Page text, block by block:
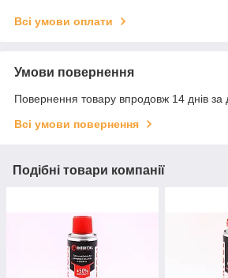
Всі умови оплати
Умови повернення
Повернення товару впродовж 14 днів за
Всі умови повернення
Подібні товари компанії